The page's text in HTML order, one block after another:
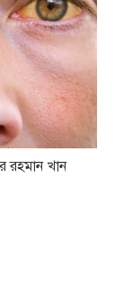
রহমান খান